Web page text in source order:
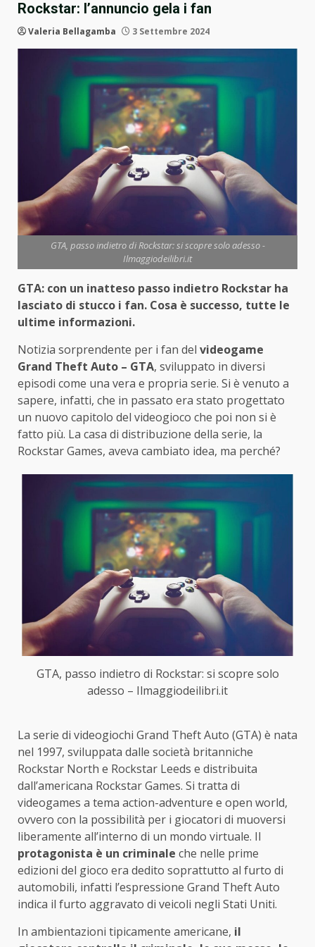
Rockstar: l’annuncio gela i fan
Valeria Bellagamba 3 Settembre 2024
GTA, passo indietro di Rockstar: si scopre solo adesso -
Ilmaggiodeilibri.it
GTA: con un inatteso passo indietro Rockstar ha
lasciato di stucco i fan. Cosa è successo, tutte le
ultime informazioni.
Notizia sorprendente per i fan del videogame
Grand Theft Auto – GTA, sviluppato in diversi
episodi come una vera e propria serie. Si è venuto a
sapere, infatti, che in passato era stato progettato
un nuovo capitolo del videogioco che poi non si è
fatto più. La casa di distribuzione della serie, la
Rockstar Games, aveva cambiato idea, ma perché?
GTA, passo indietro di Rockstar: si scopre solo
adesso – Ilmaggiodeilibri.it
La serie di videogiochi Grand Theft Auto (GTA) è nata
nel 1997, sviluppata dalle società britanniche
Rockstar North e Rockstar Leeds e distribuita
dall’americana Rockstar Games. Si tratta di
videogames a tema action-adventure e open world,
ovvero con la possibilità per i giocatori di muoversi
liberamente all’interno di un mondo virtuale. Il
protagonista è un criminale che nelle prime
edizioni del gioco era dedito soprattutto al furto di
automobili, infatti l’espressione Grand Theft Auto
indica il furto aggravato di veicoli negli Stati Uniti.
In ambientazioni tipicamente americane, il